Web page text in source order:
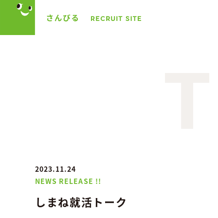
2023.11.24
NEWS RELEASE !!
しまね就活トーク